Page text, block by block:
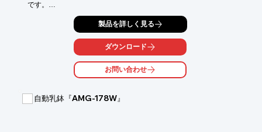
です。
「密閉型反応分解容器」をはじめ、「高圧用反応分解容器」、
レンジ用反応分解容器」など、さまざまな分解容器をご紹介して
豊富なラインアップを取り揃えておりますので、用途に合わせて
【掲載内容】
製品を詳しく見る
ダウンロード
お問い合わせ
自動乳鉢『AMG-178W』